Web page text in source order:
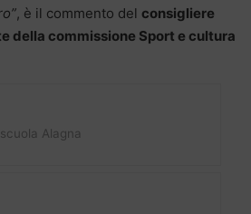
, è il commento del consigliere
della commissione Sport e cultura
scuola Alagna